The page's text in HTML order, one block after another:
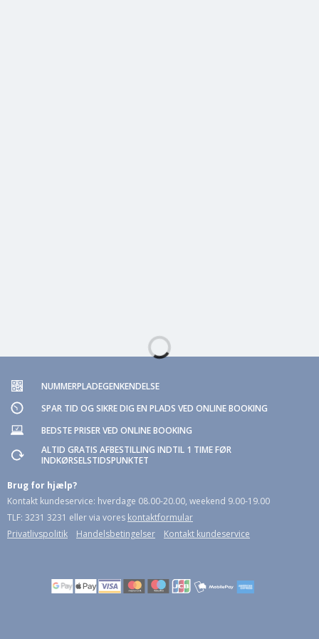
NUMMERPLADEGENKENDELSE
SPAR TID OG SIKRE DIG EN PLADS VED ONLINE BOOKING
BEDSTE PRISER VED ONLINE BOOKING
ALTID GRATIS AFBESTILLING INDTIL 1 TIME FØR
INDKØRSELSTIDSPUNKTET
Brug for hjælp?
Kontakt kundeservice: hverdage 08.00-20.00, weekend 9.00-19.00
TLF: 3231 3231 eller via vores kontaktformular
Privatlivspolitik
Handelsbetingelser Kontakt kundeservice